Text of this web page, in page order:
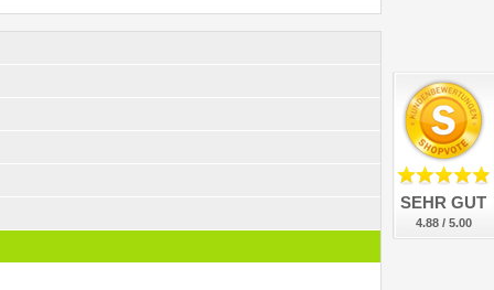
SEHR GUT
4.88 / 5.00